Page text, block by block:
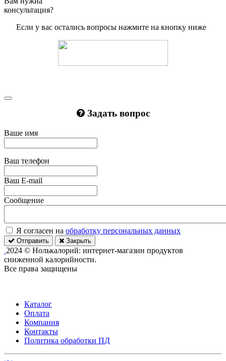
консультация?
Если у вас остались вопросы нажмите на кнопку ниже
Задать вопрос
Ваше имя
Ваш телефон
Ваш E-mail
Сообщение
Я согласен на обработку персональных данных
Отправить Закрыть
2024 © Нолькалорий: интернет-магазин продуктов
сниженной калорийности.
Все права защищены
Каталог
Оплата
Компания
Контакты
Политика обработки ПД